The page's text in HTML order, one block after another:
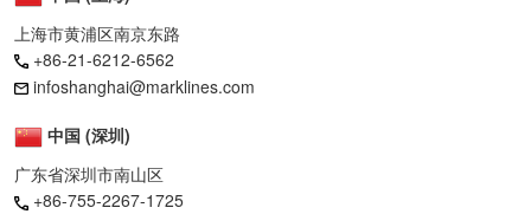
上海市黄浦区南京东路
+86-21-6212-6562
infoshanghai@marklines.com
中国 (深圳)
广东省深圳市南山区
+86-755-2267-1725